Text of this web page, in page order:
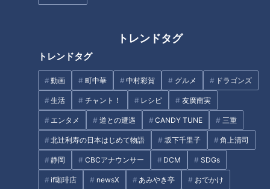
トレンドタグ
トレンドタグ
動画 町中華 中村彩賀 グルメ ドラゴンズ
生活 チャント！ レシピ 友廣南実
エンタメ 道との遭遇 CANDY TUNE 三重
北辻利寿の日本はじめて物語 坂下千里子 角上清司
静岡 CBCアナウンサー DCM SDGs
if珈琲店 newsX あみやき亭 おでかけ
「南知多グリーンバレイ」とは
「麺サービスデー」も！
ジャンボ海水プールよりひと足
先にオープン「スパキッズ」
冬の味覚の王者を堪能！開発
100周年の美肌の湯